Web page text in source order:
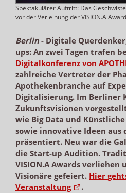
Spektakulärer Auftritt: Das
vor der Verleihung der VISION.A
Berlin- Digitale
ups: An zwei Tagen trafen
Digitalkonferenz von
zahlreiche Vertreter der
Apothekenbranche auf
Digitalisierung. Im Berliner
Zukunftsvisionen
wie Big Data und
sowie innovative Ideen aus
präsentiert. Neu war die
die Start-up Audition.
VISION.A Awards verliehen
Visionäre gefeiert. Hier
Veranstaltung
.